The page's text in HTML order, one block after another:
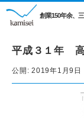
創業150年余、
平成３１年 高
公開: 2019年1月9日